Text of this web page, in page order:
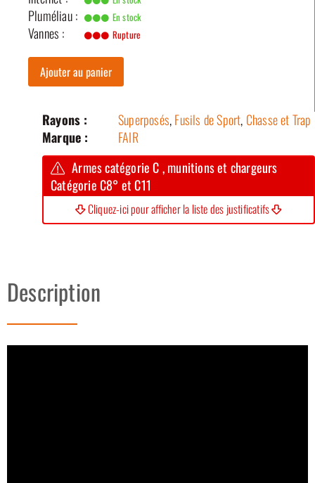
Pluméliau : En stock
Vannes : Rupture
Ajouter au panier
Rayons : Superposés,Fusils de Sport, Chasse et Trap
Marque :
FAIR
Armes catégorie C , munitions et chargeurs
Catégorie C8° et C11
Cliquez-ici pour afficher la liste des justificatifs
Description